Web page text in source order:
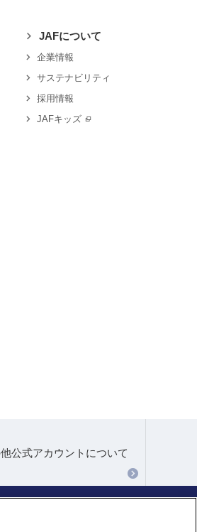
JAFについて
企業情報
サステナビリティ
採用情報
JAFキッズ
公式アカウントについて